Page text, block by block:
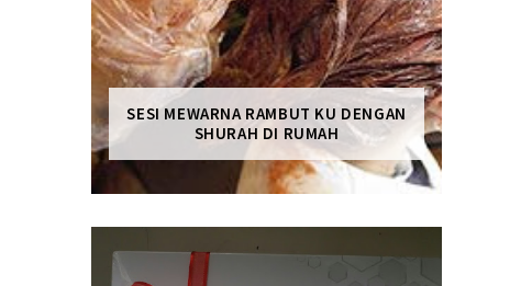
SESI MEWARNA RAMBUT KU DENGAN
SHURAH DI RUMAH